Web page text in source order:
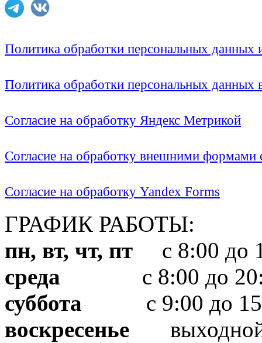
Политика обработки персональных
Политика обработки персональных
Согласие на обработку Яндекс Метрикой
Согласие на обработку внешними формами
Согласие на обработку Yandex Forms
ГРАФИК РАБОТЫ:
пн, вт, чт, пт с 8:00 до
среда с 8:00 до
суббота с 9:00 до
воскресенье